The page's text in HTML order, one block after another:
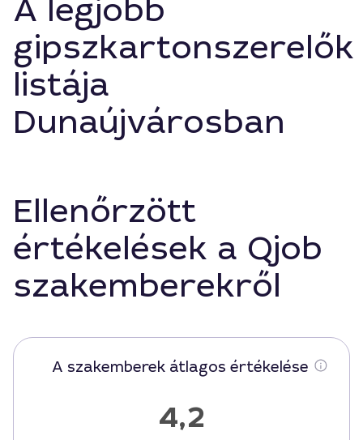
A legjobb
gipszkartonszerelők
listája
Dunaújvárosban
Ellenőrzött
értékelések a Qjob
szakemberekről
A szakemberek átlagos értékelése
4,2